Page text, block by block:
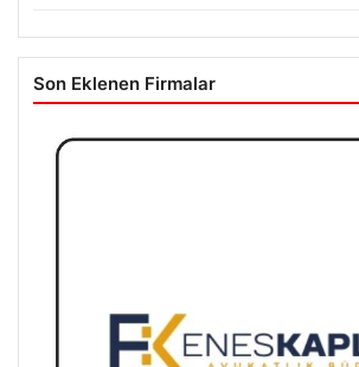
Son Eklenen Firmalar